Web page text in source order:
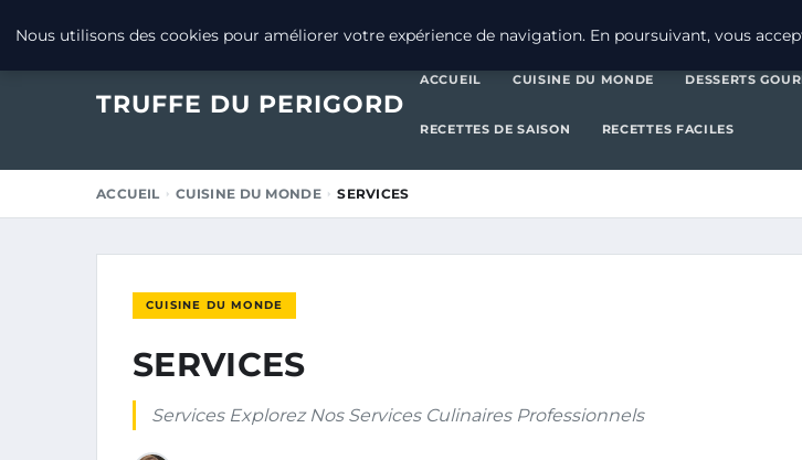
TRUFFE DU PERIGORD
ACCUEIL CUISINE DU MONDE DESSERTS
RECETTES DE SAISON RECETTES FACILES
ACCUEIL CUISINE DU MONDE SERVICES
CUISINE DU MONDE
SERVICES
Services Explorez Nos Services Culinaires Professionnels
Nous utilisons des cookies pour améliorer votre expérience de navigation. En poursuivant, vous